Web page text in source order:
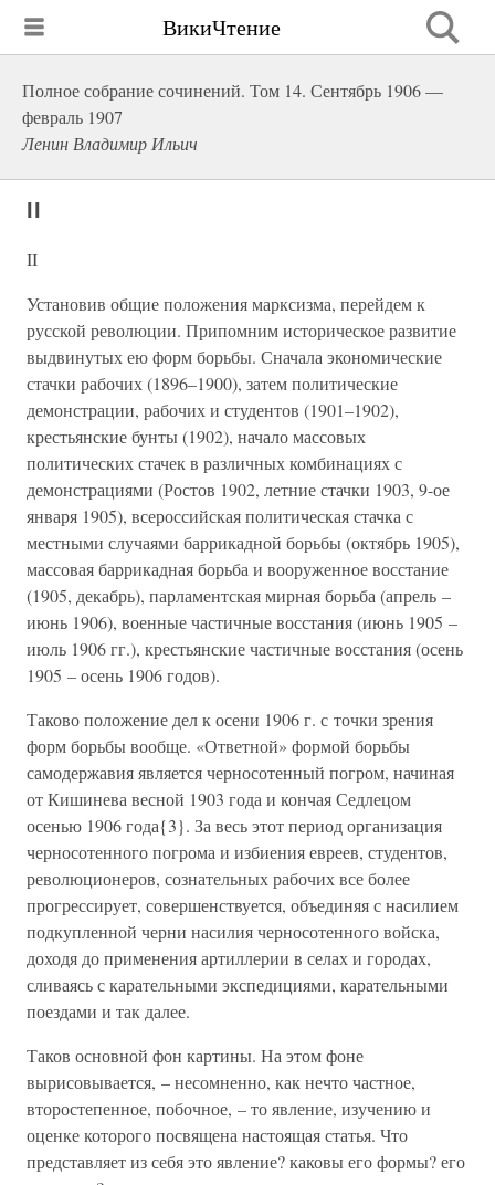
ВикиЧтение
Полное собрание сочинений. Том 14. Сентябрь 1906 —
февраль 1907
Ленин Владимир Ильич
II
II
Установив общие положения марксизма, перейдем к
русской революции. Припомним историческое развитие
выдвинутых ею форм борьбы. Сначала экономические
стачки рабочих (1896–1900), затем политические
демонстрации, рабочих и студентов (1901–1902),
крестьянские бунты (1902), начало массовых
политических стачек в различных комбинациях с
демонстрациями (Ростов 1902, летние стачки 1903, 9-ое
января 1905), всероссийская политическая стачка с
местными случаями баррикадной борьбы (октябрь 1905),
массовая баррикадная борьба и вооруженное восстание
(1905, декабрь), парламентская мирная борьба (апрель –
июнь 1906), военные частичные восстания (июнь 1905 –
июль 1906 гг.), крестьянские частичные восстания (осень
1905 – осень 1906 годов).
Таково положение дел к осени 1906 г. с точки зрения
форм борьбы вообще. «Ответной» формой борьбы
самодержавия является черносотенный погром, начиная
от Кишинева весной 1903 года и кончая Седлецом
осенью 1906 года{3}. За весь этот период организация
черносотенного погрома и избиения евреев, студентов,
революционеров, сознательных рабочих все более
прогрессирует, совершенствуется, объединяя с насилием
подкупленной черни насилия черносотенного войска,
доходя до применения артиллерии в селах и городах,
сливаясь с карательными экспедициями, карательными
поездами и так далее.
Таков основной фон картины. На этом фоне
вырисовывается, – несомненно, как нечто частное,
второстепенное, побочное, – то явление, изучению и
оценке которого посвящена настоящая статья. Что
представляет из себя это явление? каковы его формы? его